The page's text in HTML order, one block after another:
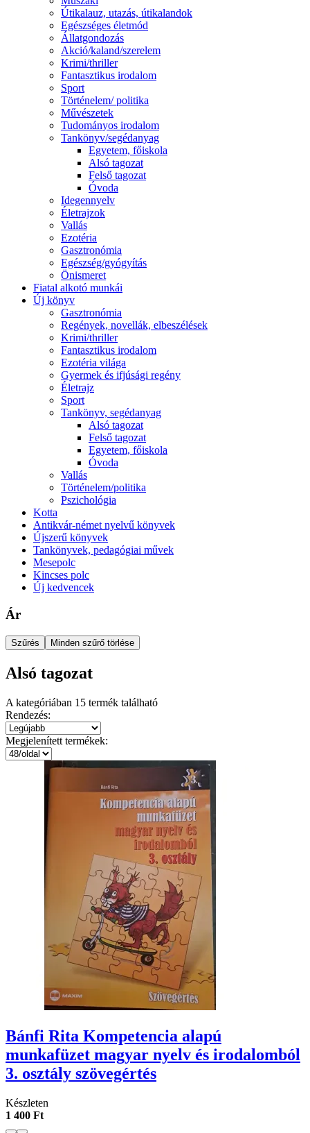
Útikalauz, utazás, útikalandok
Egészséges életmód
Állatgondozás
Akció/kaland/szerelem
Krimi/thriller
Fantasztikus irodalom
Sport
Történelem/ politika
Művészetek
Tudományos irodalom
Tankönyv/segédanyag
Egyetem, főiskola
Alsó tagozat
Felső tagozat
Óvoda
Idegennyelv
Életrajzok
Vallás
Ezotéria
Gasztronómia
Egészség/gyógyítás
Önismeret
Fiatal alkotó munkái
Új könyv
Gasztronómia
Regények, novellák, elbeszélések
Krimi/thriller
Fantasztikus irodalom
Ezotéria világa
Gyermek és ifjúsági regény
Életrajz
Sport
Tankönyv, segédanyag
Alsó tagozat
Felső tagozat
Egyetem, főiskola
Óvoda
Vallás
Történelem/politika
Pszichológia
Kotta
Antikvár-német nyelvű könyvek
Újszerű könyvek
Tankönyvek, pedagógiai művek
Mesepolc
Kincses polc
Új kedvencek
Ár
Szűrés Minden szűrő törlése
Alsó tagozat
A kategóriában 15 termék található
Rendezés:
Megjelenített termékek:
Bánfi Rita Kompetencia alapú
munkafüzet magyar nyelv és irodalomból
3. osztály szövegértés
Készleten
1 400 Ft